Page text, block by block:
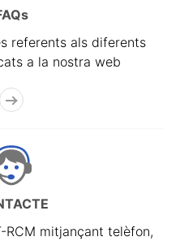
referents als diferents
a la nostra web
RCM mitjançant telèfon,